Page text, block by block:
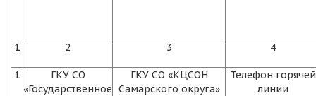
1 2 3 4
1
ГКУ СО
«Государственное
ГКУ СО «КЦСОН
Самарского округа»
Телефон горячей
линии